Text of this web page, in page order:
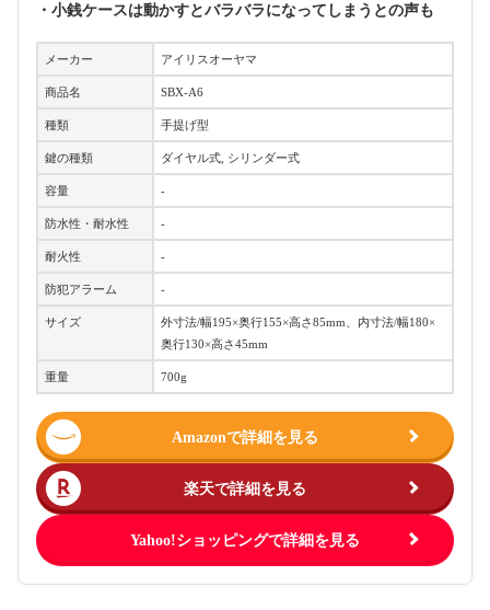
・小銭ケースは動かすとバラバラになってしまうとの声も
メーカー アイリスオーヤマ
商品名 SBX-A6
種類 手提げ型
鍵の種類 ダイヤル式, シリンダー式
容量 -
防水性・耐水性 -
耐火性 -
防犯アラーム -
サイズ
外寸法/幅195×奥行155×高さ85mm、内寸法/幅180×
奥行130×高さ45mm
重量 700g
Amazonで詳細を見る
楽天で詳細を見る
Yahoo!ショッピングで詳細を見る